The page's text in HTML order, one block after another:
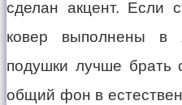
сделан акцент. Если
ковер выполнены в
подушки лучше брать
общий фон в